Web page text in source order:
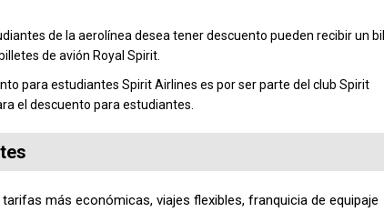
de la aerolínea desea tener descuento pueden recibir un
de avión Royal Spirit.
para estudiantes Spirit Airlines es por ser parte del club Spirit
el descuento para estudiantes.
más económicas, viajes flexibles, franquicia de equipaje